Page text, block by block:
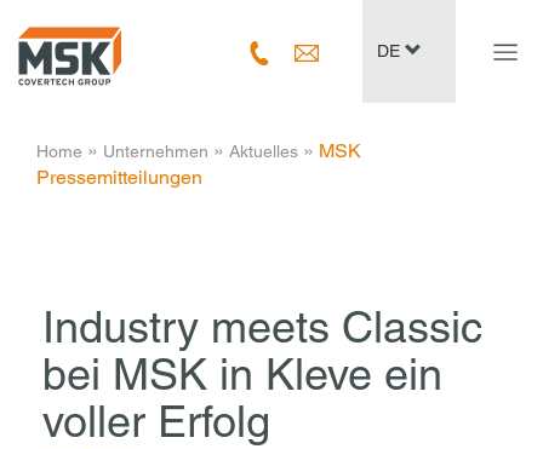
DE
Home ­ » ­ Unternehmen ­ » ­ Aktuelles ­ » ­ MSK
Pressemitteilungen
Industry meets Classic
bei MSK in Kleve ein
voller Erfolg